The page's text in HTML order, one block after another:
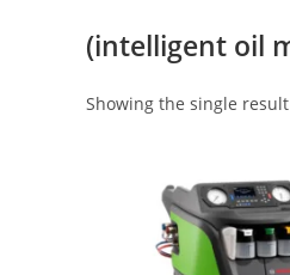
(intelligent oil
Showing the single result